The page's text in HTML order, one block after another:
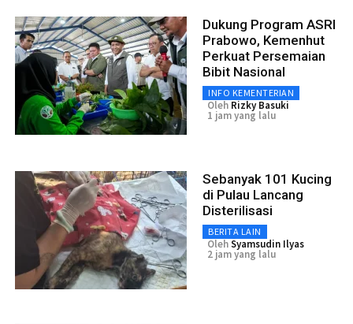
Dukung Program ASRI
Prabowo, Kemenhut
Perkuat Persemaian
Bibit Nasional
INFO KEMENTERIAN
Oleh Rizky Basuki
1 jam yang lalu
Sebanyak 101 Kucing
di Pulau Lancang
Disterilisasi
BERITA LAIN
OlehSyamsudin Ilyas
2 jam yang lalu